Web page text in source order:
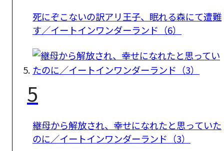
死にぞこないの訳アリ王子、眠れる森にて遭難
す／イートインワンダーランド（6）
5
継母から解放され、幸せになれたと思っていた
のに／イートインワンダーランド（3）